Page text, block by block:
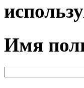
Имя